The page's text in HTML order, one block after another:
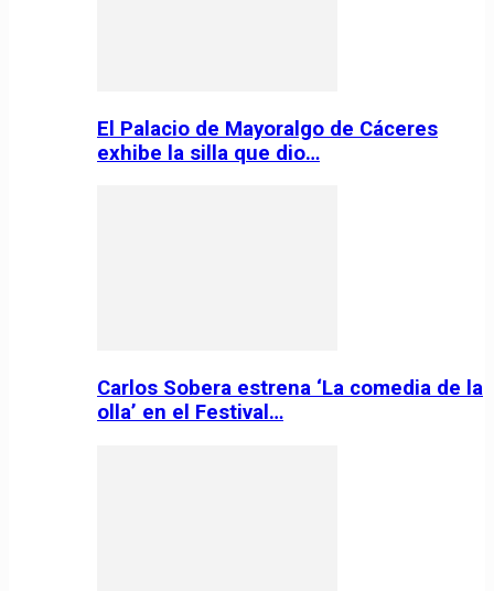
El Palacio de Mayoralgo de Cáceres
exhibe la silla que dio…
Carlos Sobera estrena ‘La comedia de la
olla’ en el Festival…